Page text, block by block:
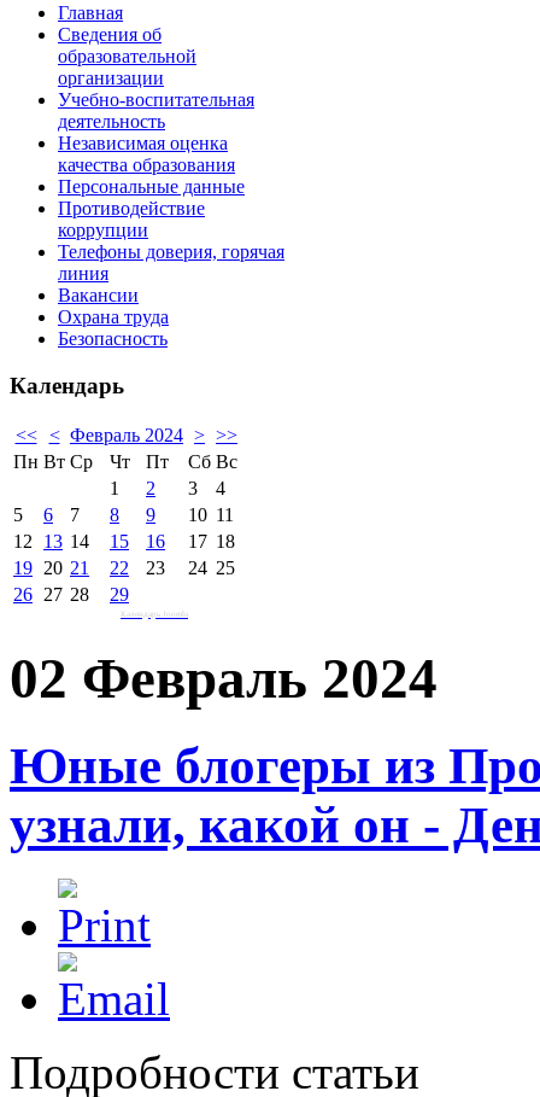
Главная
Сведения об
образовательной
организации
Учебно-воспитательная
деятельность
Независимая оценка
качества образования
Персональные данные
Противодействие
коррупции
Телефоны доверия, горячая
линия
Вакансии
Охрана труда
Безопасность
Календарь
<< < Февраль 2024 > >>
Пн Вт Ср Чт Пт Сб Вс
1
2 3
4
5
6 7 8 9 10 11
12
13 14 15 16 17 18
19 20 21 22 23 24 25
26 27 28 29
Календарь Joomla
02 Февраль 2024
Юные блогеры из
узнали, какой он -
Подробности статьи